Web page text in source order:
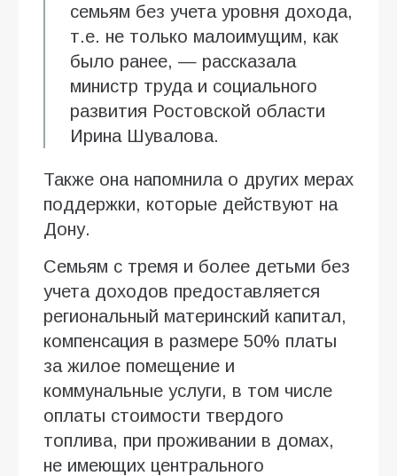
семьям без учета уровня дохода,
т.е. не только малоимущим, как
было ранее, — рассказала
министр труда и социального
развития Ростовской области
Ирина Шувалова.
Также она напомнила о других мерах
поддержки, которые действуют на
Дону.
Семьям с тремя и более детьми без
учета доходов предоставляется
региональный материнский капитал,
компенсация в размере 50% платы
за жилое помещение и
коммунальные услуги, в том числе
оплаты стоимости твердого
топлива, при проживании в домах,
не имеющих центрального